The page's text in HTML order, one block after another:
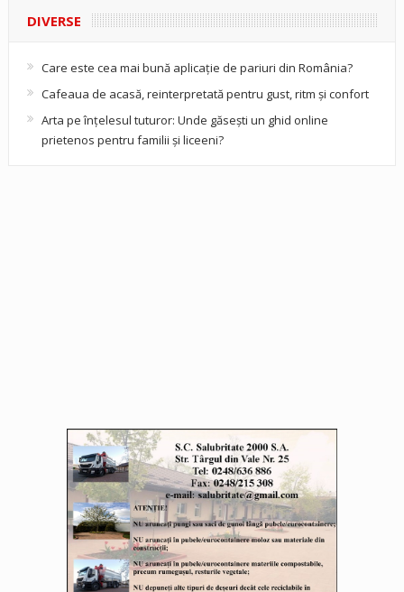
DIVERSE
Care este cea mai bună aplicație de pariuri din România?
Cafeaua de acasă, reinterpretată pentru gust, ritm și confort
Arta pe înțelesul tuturor: Unde găsești un ghid online
prietenos pentru familii și liceeni?